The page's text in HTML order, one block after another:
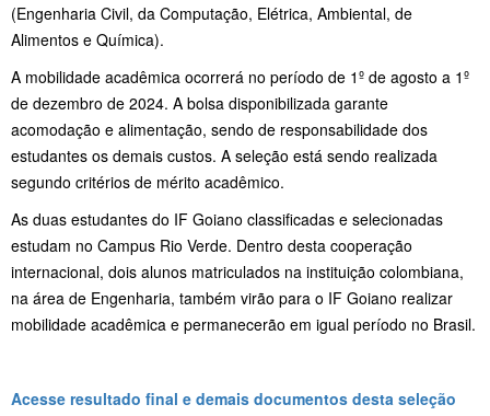
(Engenharia Civil, da Computação, Elétrica, Ambiental, de
Alimentos e Química).
A mobilidade acadêmica ocorrerá no período de 1º de agosto a 1º
de dezembro de 2024. A bolsa disponibilizada garante
acomodação e alimentação, sendo de responsabilidade dos
estudantes os demais custos. A seleção está sendo realizada
segundo critérios de mérito acadêmico.
As duas estudantes do IF Goiano classificadas e selecionadas
estudam no Campus Rio Verde. Dentro desta cooperação
internacional, dois alunos matriculados na instituição colombiana,
na área de Engenharia, também virão para o IF Goiano realizar
mobilidade acadêmica e permanecerão em igual período no Brasil.
Acesse resultado final e demais documentos desta seleção